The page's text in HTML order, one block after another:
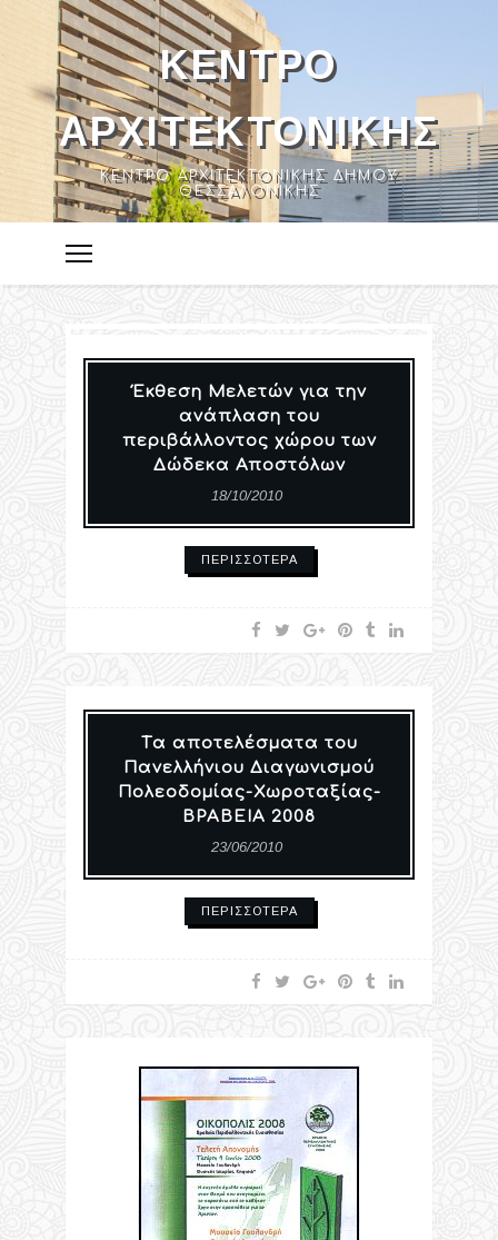
ΚΈΝΤΡΟ
ΑΡΧΙΤΕΚΤΟΝΙΚΉΣ
ΚΈΝΤΡΟ ΑΡΧΙΤΕΚΤΟΝΙΚΉΣ ΔΉΜΟΥ
ΘΕΣΣΑΛΟΝΊΚΗΣ
Έκθεση Μελετών για την
ανάπλαση του
περιβάλλοντος χώρου των
Δώδεκα Αποστόλων
18/10/2010
ΠΕΡΙΣΣΌΤΕΡΑ
Tα αποτελέσματα του
Πανελλήνιου Διαγωνισμού
Πολεοδομίας-Χωροταξίας-
ΒΡΑΒΕΙΑ 2008
23/06/2010
ΠΕΡΙΣΣΌΤΕΡΑ